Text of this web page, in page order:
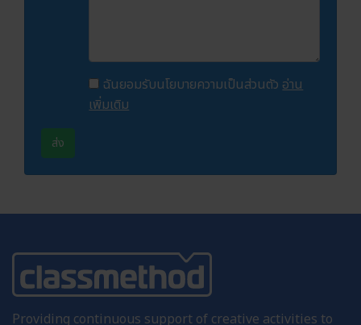
ฉันยอมรับนโยบายความเป็นส่วนตัวอ่าน
เพิ่มเติม
ส่ง
Providing continuous support of creative activities to